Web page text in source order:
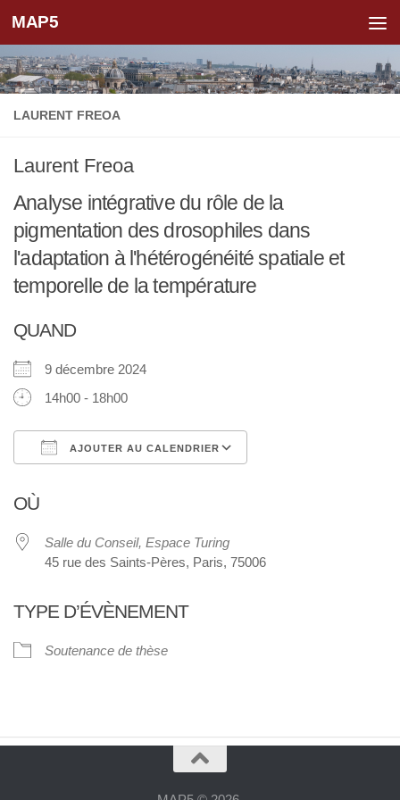
Skip to content
MAP5
LAURENT FREOA
Laurent Freoa
Analyse intégrative du rôle de la
pigmentation des drosophiles dans
l'adaptation à l'hétérogénéité spatiale et
temporelle de la température
QUAND
9 décembre 2024
14h00 - 18h00
AJOUTER AU CALENDRIER
OÙ
Salle du Conseil, Espace Turing
45 rue des Saints-Pères, Paris, 75006
TYPE D’ÉVÈNEMENT
Soutenance de thèse